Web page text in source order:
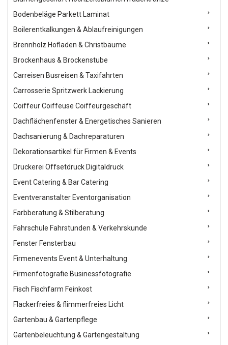
Bodenbeläge Parkett Laminat
Boilerentkalkungen & Ablaufreinigungen
Brennholz Hofladen & Christbäume
Brockenhaus & Brockenstube
Carreisen Busreisen & Taxifahrten
Carrosserie Spritzwerk Lackierung
Coiffeur Coiffeuse Coiffeurgeschäft
Dachflächenfenster & Energetisches Sanieren
Dachsanierung & Dachreparaturen
Dekorationsartikel für Firmen & Events
Druckerei Offsetdruck Digitaldruck
Event Catering & Bar Catering
Eventveranstalter Eventorganisation
Farbberatung & Stilberatung
Fahrschule Fahrstunden & Verkehrskunde
Fenster Fensterbau
Firmenevents Event & Unterhaltung
Firmenfotografie Businessfotografie
Fisch Fischfarm Feinkost
Flackerfreies & flimmerfreies Licht
Gartenbau & Gartenpflege
Gartenbeleuchtung & Gartengestaltung